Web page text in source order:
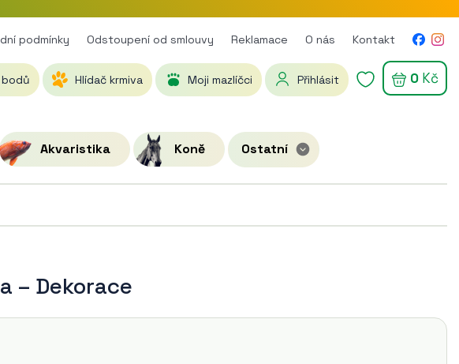
podmínky Odstoupení od smlouvy Reklamace O nás Kontakt
Hlídač krmiva Moji mazlíčci Přihlásit 0 Kč
Akvaristika Koně Ostatní
– Dekorace